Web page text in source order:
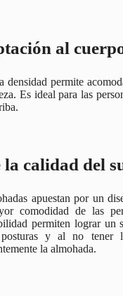
al
densidad permite
Es ideal para las
calidad del
apuestan por un
comodidad de las
permiten lograr un
y al no tener
la almohada.